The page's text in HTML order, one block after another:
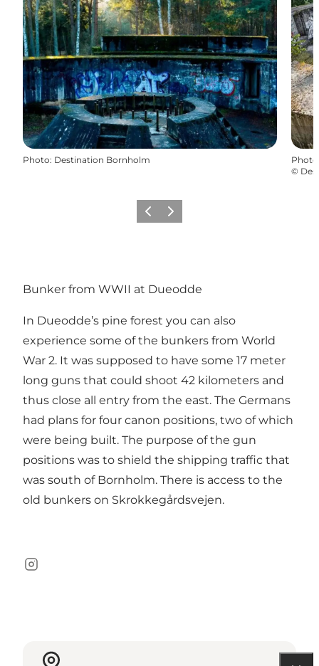
Photo: Destination Bornholm Photo
©
PrécédentSuivant
Bunker from WWII at Dueodde
In Dueodde’s pine forest you can also
experience some of the bunkers from World
War 2. It was supposed to have some 17 meter
long guns that could shoot 42 kilometers and
thus close all entry from the east. The Germans
had plans for four canon positions, two of which
were being built. The purpose of the gun
positions was to shield the shipping traffic that
was south of Bornholm. There is access to the
old bunkers on Skrokkegårdsvejen.
Instagram